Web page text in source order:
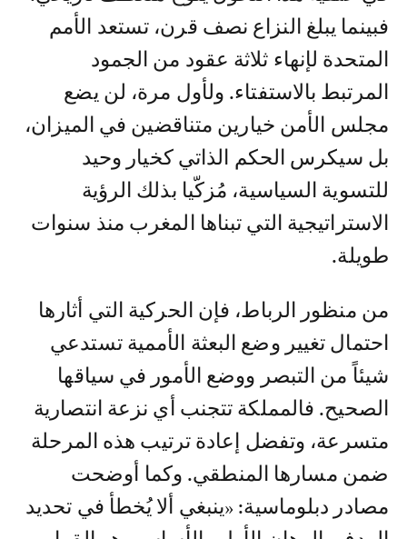
فبينما يبلغ النزاع نصف قرن، تستعد الأمم
المتحدة لإنهاء ثلاثة عقود من الجمود
المرتبط بالاستفتاء. ولأول مرة، لن يضع
مجلس الأمن خيارين متناقضين في الميزان،
بل سيكرس الحكم الذاتي كخيار وحيد
للتسوية السياسية، مُزكّيا بذلك الرؤية
الاستراتيجية التي تبناها المغرب منذ سنوات
طويلة.
من منظور الرباط، فإن الحركية التي أثارها
احتمال تغيير وضع البعثة الأممية تستدعي
شيئاً من التبصر ووضع الأمور في سياقها
الصحيح. فالمملكة تتجنب أي نزعة انتصارية
متسرعة، وتفضل إعادة ترتيب هذه المرحلة
ضمن مسارها المنطقي. وكما أوضحت
مصادر دبلوماسية: «ينبغي ألا يُخطأ في تحديد